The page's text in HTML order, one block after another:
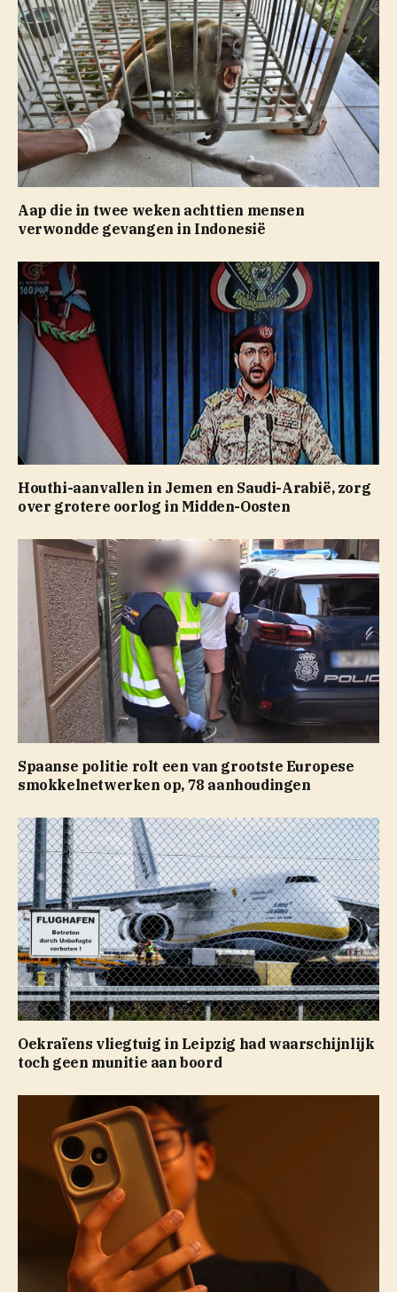
Aap die in twee weken achttien mensen
verwondde gevangen in Indonesië
Houthi-aanvallen in Jemen en Saudi-Arabië, zorg
over grotere oorlog in Midden-Oosten
Spaanse politie rolt een van grootste Europese
smokkelnetwerken op, 78 aanhoudingen
Oekraïens vliegtuig in Leipzig had waarschijnlijk
toch geen munitie aan boord